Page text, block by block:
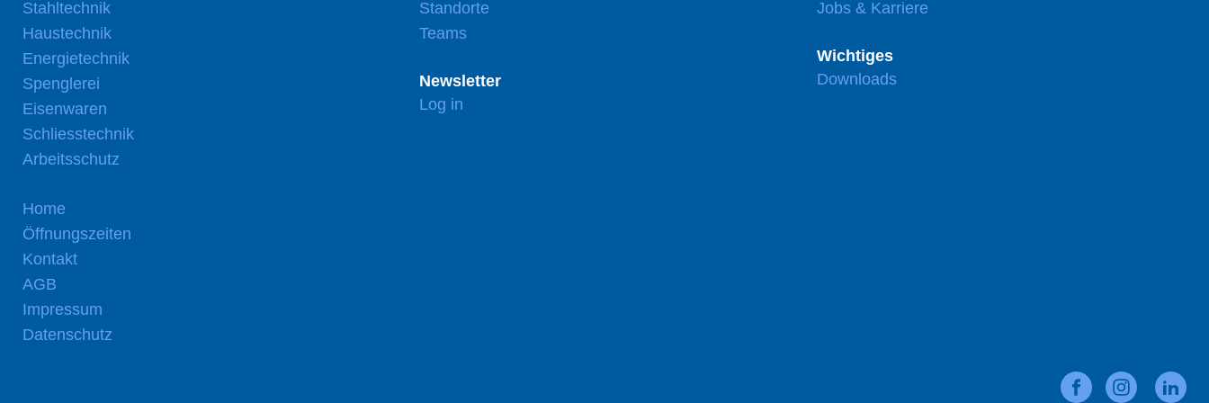
Stahltechnik
Haustechnik
Energietechnik
Spenglerei
Eisenwaren
Schliesstechnik
Arbeitsschutz
Standorte
Teams
Newsletter
Log in
Jobs & Karriere
Wichtiges
Downloads
Home
Öffnungszeiten
Kontakt
AGB
Impressum
Datenschutz